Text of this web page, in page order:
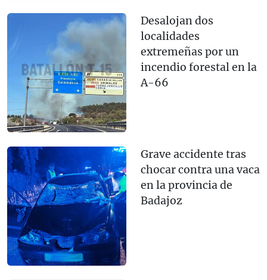
Desalojan dos
localidades
extremeñas por un
incendio forestal en la
A-66
Grave accidente tras
chocar contra una vaca
en la provincia de
Badajoz